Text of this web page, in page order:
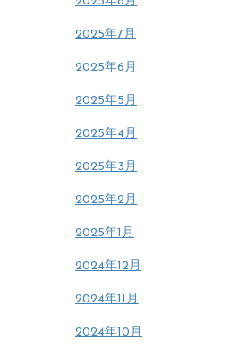
2025年7月
2025年6月
2025年5月
2025年4月
2025年3月
2025年2月
2025年1月
2024年12月
2024年11月
2024年10月